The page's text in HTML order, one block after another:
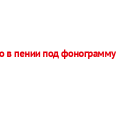
в пении под фонограмму